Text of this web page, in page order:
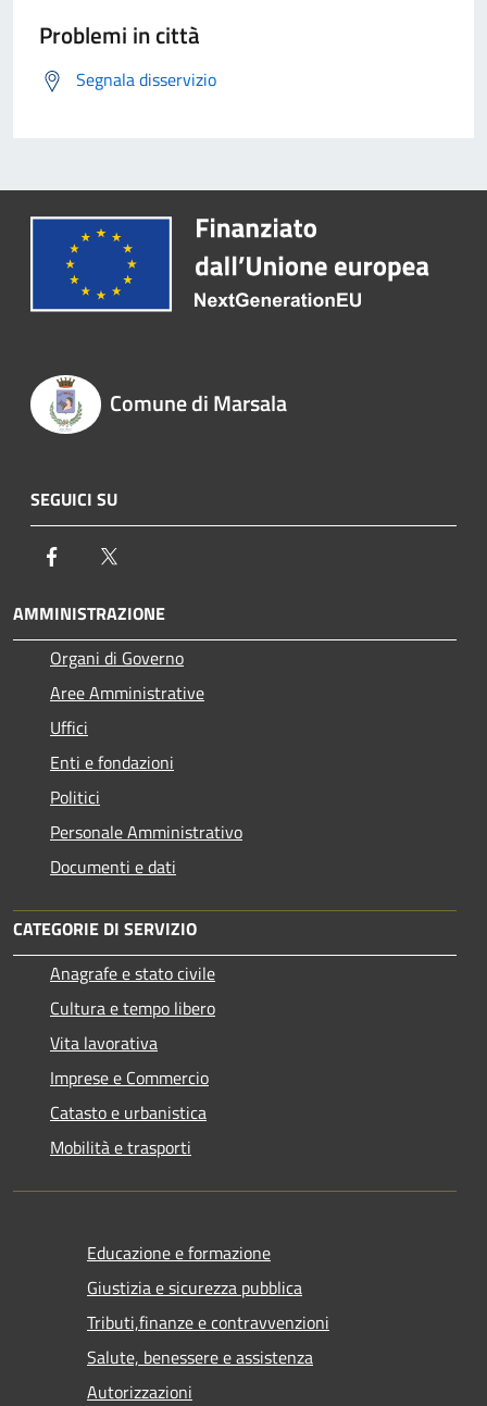
Problemi in città
Segnala disservizio
Comune di Marsala
SEGUICI SU
Facebook
AMMINISTRAZIONE
Organi di Governo
Aree Amministrative
Uffici
Enti e fondazioni
Politici
Personale Amministrativo
Documenti e dati
CATEGORIE DI SERVIZIO
Anagrafe e stato civile
Cultura e tempo libero
Vita lavorativa
Imprese e Commercio
Catasto e urbanistica
Mobilità e trasporti
Educazione e formazione
Giustizia e sicurezza pubblica
Tributi,finanze e contravvenzioni
Salute, benessere e assistenza
Autorizzazioni